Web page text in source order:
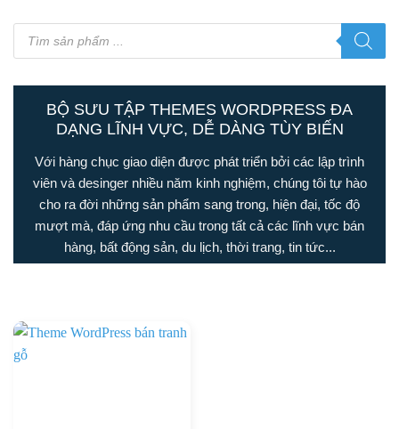
Tìm
kiếm
sản
BỘ SƯU TẬP THEMES WORDPRESS ĐA
DẠNG LĨNH VỰC, DỄ DÀNG TÙY BIẾN
Với hàng chục giao diện được phát triển bởi các lập trình
viên và desinger nhiều năm kinh nghiệm, chúng tôi tự hào
cho ra đời những sản phẩm sang trong, hiện đại, tốc độ
mượt mà, đáp ứng nhu cầu trong tất cả các lĩnh vực bán
hàng, bất động sản, du lịch, thời trang, tin tức...